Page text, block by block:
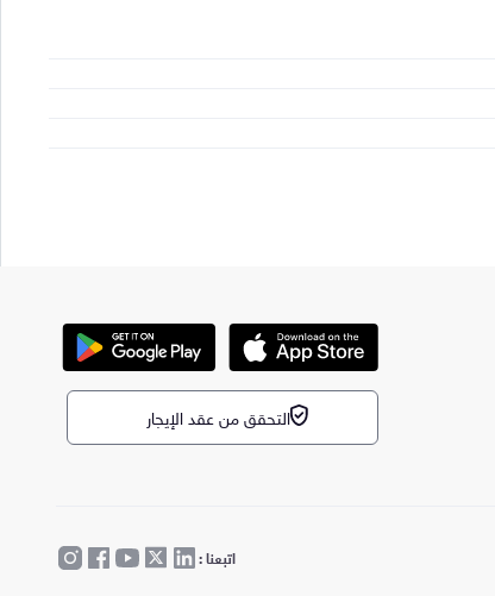
التحقق من عقد الإيجار
اتبعنا :